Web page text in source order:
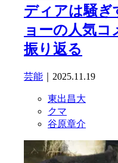
ディアは騒ぎ
ョーの人気コ
振り返る
芸能 ｜2025.11.19
東出昌大
クマ
谷原章介